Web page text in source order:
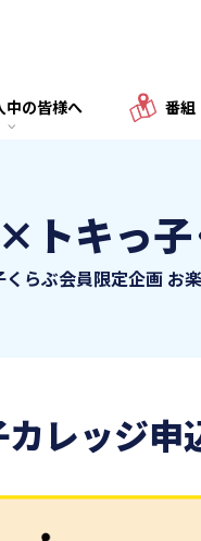
中の皆様へ 番組
トキっ
くらぶ会員限定企画 お
カレッジ申